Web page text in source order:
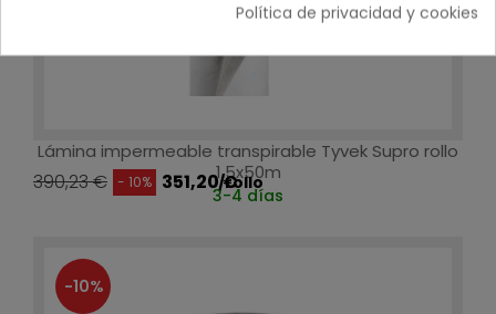
Lámina impermeable transpirable Tyvek Supro rollo
1,5x50m
390,23 € - 10% 351,20 €/rollo
3-4 días
-10%
Política de privacidad y cookies